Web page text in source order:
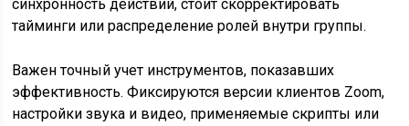
синхронность действий, стоит скорректировать
тайминги или распределение ролей внутри группы.
Важен точный учет инструментов, показавших
эффективность. Фиксируются версии клиентов Zoom,
настройки звука и видео, применяемые скрипты или